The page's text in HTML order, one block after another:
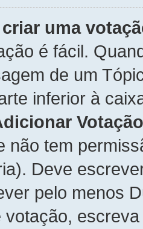
uma
é fácil.
de um
inferior à
Votação
não tem
Deve
pelo menos
votação,